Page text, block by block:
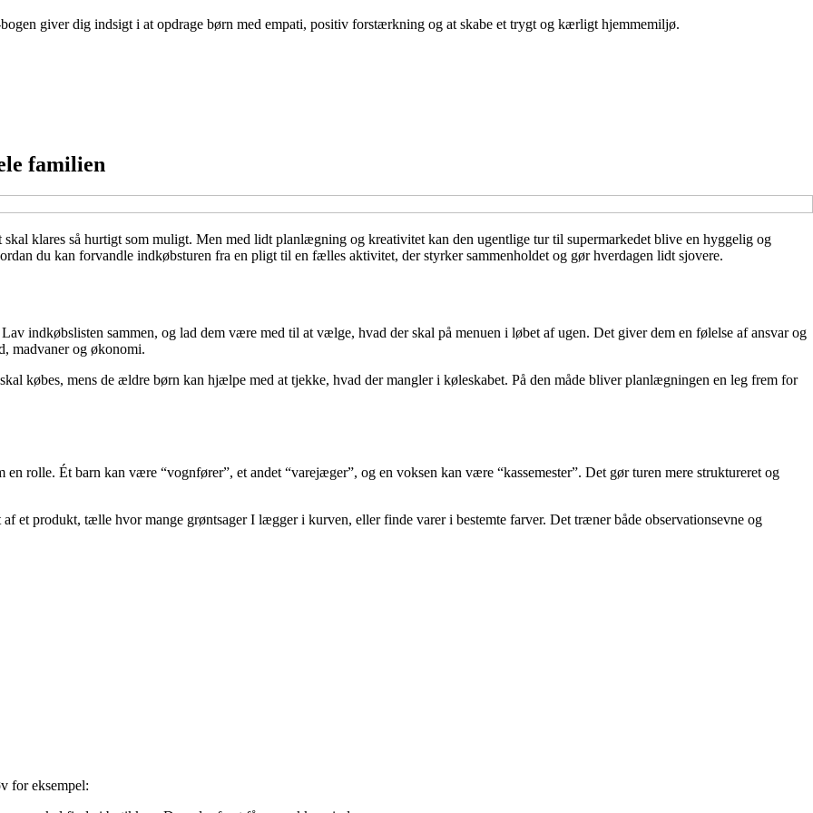
giver dig indsigt i at opdrage børn med empati, positiv forstærkning og at skabe et trygt og kærligt hjemmemiljø.
familien
klares så hurtigt som muligt. Men med lidt planlægning og kreativitet kan den ugentlige tur til supermarkedet blive en hyggelig og
du kan forvandle indkøbsturen fra en pligt til en fælles aktivitet, der styrker sammenholdet og gør hverdagen lidt sjovere.
indkøbslisten sammen, og lad dem være med til at vælge, hvad der skal på menuen i løbet af ugen. Det giver dem en følelse af ansvar og
madvaner og økonomi.
købes, mens de ældre børn kan hjælpe med at tjekke, hvad der mangler i køleskabet. På den måde bliver planlægningen en leg frem for
rolle. Ét barn kan være “vognfører”, et andet “varejæger”, og en voksen kan være “kassemester”. Det gør turen mere struktureret og
et produkt, tælle hvor mange grøntsager I lægger i kurven, eller finde varer i bestemte farver. Det træner både observationsevne og
for eksempel: